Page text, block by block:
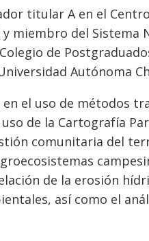
titular A en el
miembro del Sistema
de
Autónoma
el uso de métodos
de la Cartografía
comunitaria del
de la erosión
así como el